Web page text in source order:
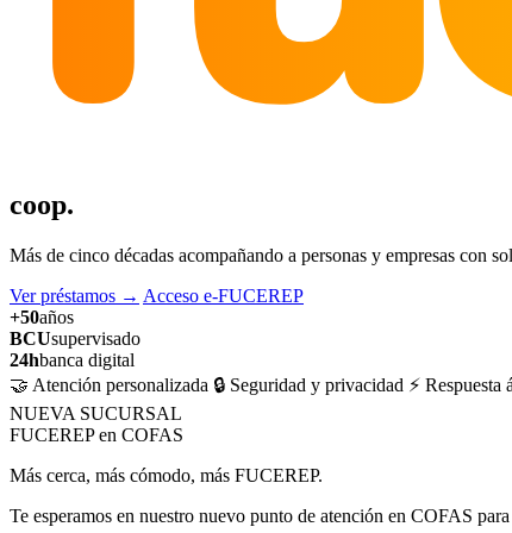
coop.
Más de cinco décadas acompañando a personas y empresas con
Ver préstamos → Acceso e-FUCEREP
+50años
BCUsupervisado
24hbanca digital
🤝 Atención personalizada 🔒 Seguridad y privacidad ⚡ Respuesta
NUEVA SUCURSAL
FUCEREP en COFAS
Más cerca, más cómodo, más FUCEREP.
Te esperamos en nuestro nuevo punto de atención en COFAS